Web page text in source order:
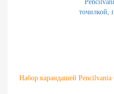
Набор карандашей